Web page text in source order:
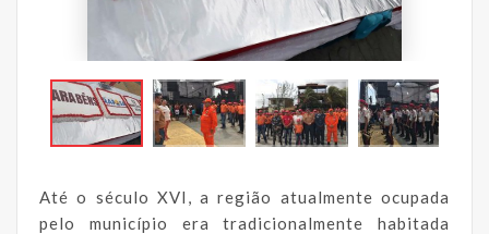
Até o século XVI, a região atualmente ocupada
pelo município era tradicionalmente habitada